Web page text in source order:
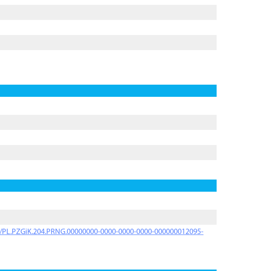
0000-0000-0000-000000012095-